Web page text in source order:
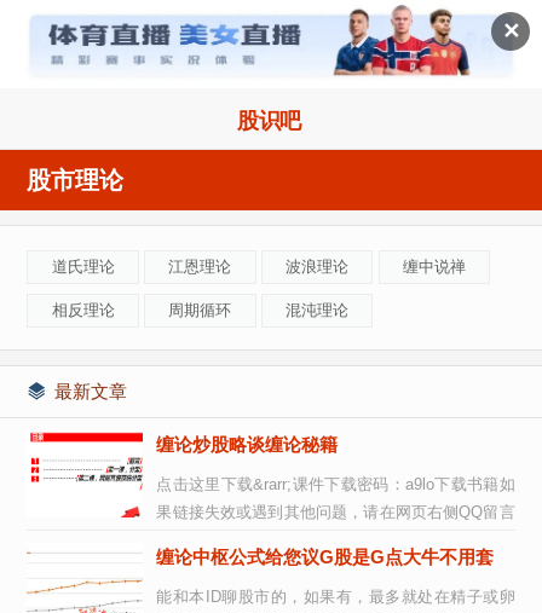
✕
股识吧

股市理论
道氏理论 江恩理论 波浪理论 缠中说禅
相反理论 周期循环 混沌理论
最新文章
缠论炒股略谈缠论秘籍
点击这里下载&rarr;课件下载密码：a9lo下载书籍如
果链接失效或遇到其他问题，请在网页右侧QQ留言
缠论中枢公式给您议G股是G点大牛不用套
能和本ID聊股市的，如果有，最多就处在精子或卵